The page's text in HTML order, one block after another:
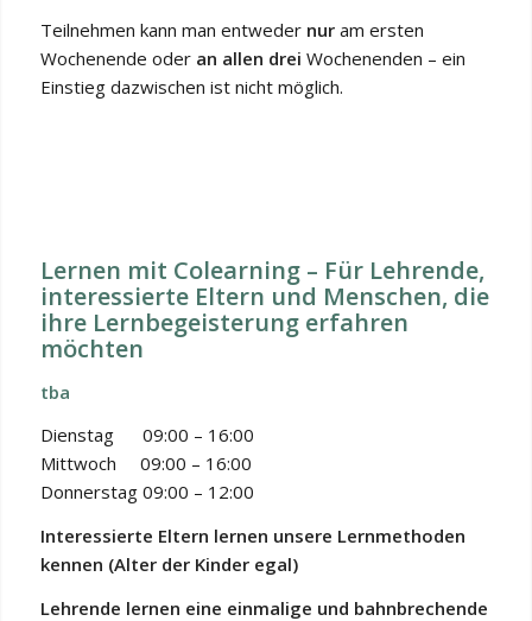
Teilnehmen kann man entweder nuram ersten
Wochenende oder an allen drei Wochenenden – ein
Einstieg dazwischen ist nicht möglich.
Lernen mit Colearning – Für Lehrende,
interessierte Eltern und Menschen, die
ihre Lernbegeisterung erfahren
möchten
tba
Dienstag 09:00 – 16:00
Mittwoch 09:00 – 16:00
Donnerstag 09:00 – 12:00
Interessierte Eltern lernen unsere Lernmethoden
kennen (Alter der Kinder egal)
Lehrende lernen eine einmalige und bahnbrechende